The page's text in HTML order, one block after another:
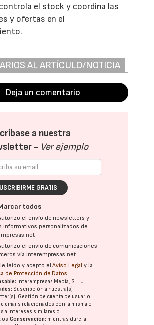
el stock y coordina las
y ofertas en el
AL ARTÍCULO/NOTICIA
Deja un comentario
a nuestra
- Ver ejemplo
GRATIS
todos
el envío de newsletters y
informativos personalizados de
el envío de comunicaciones
vía interempresas.net
leído y acepto elAviso Legal y la
de Protección de Datos
Interempresas Media, S.L.U.
Suscripción a nuestra(s)
Gestión de cuenta de usuario.
emails relacionados con la misma o
a intereses similares o
Conservación: mientras dure la